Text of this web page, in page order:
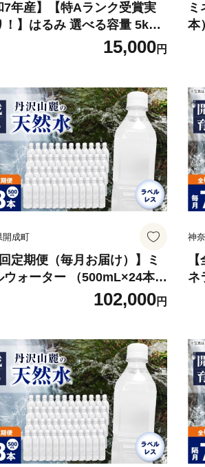
7年産】【特Aランク受賞実
！】はるみ 選べる容量 5kg 1
【なんかいファーム】
精米 白米 はるみ 新米 令和
15,000円
本
開成町
回定期便（毎月お届け）】ミ
ウォーター （500mL×24本）
ベルレス [BDBE004-11]
102,000円
神
ネ